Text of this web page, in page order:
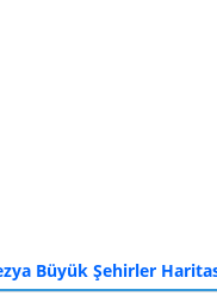
Büyük Şehirler